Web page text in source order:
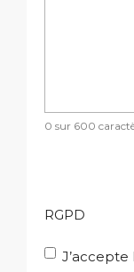
0 sur 600
RGPD